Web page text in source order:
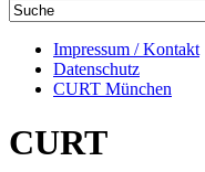
Impressum / Kontakt
Datenschutz
CURT München
CURT